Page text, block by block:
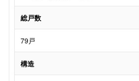
総戸数
79戸
構造